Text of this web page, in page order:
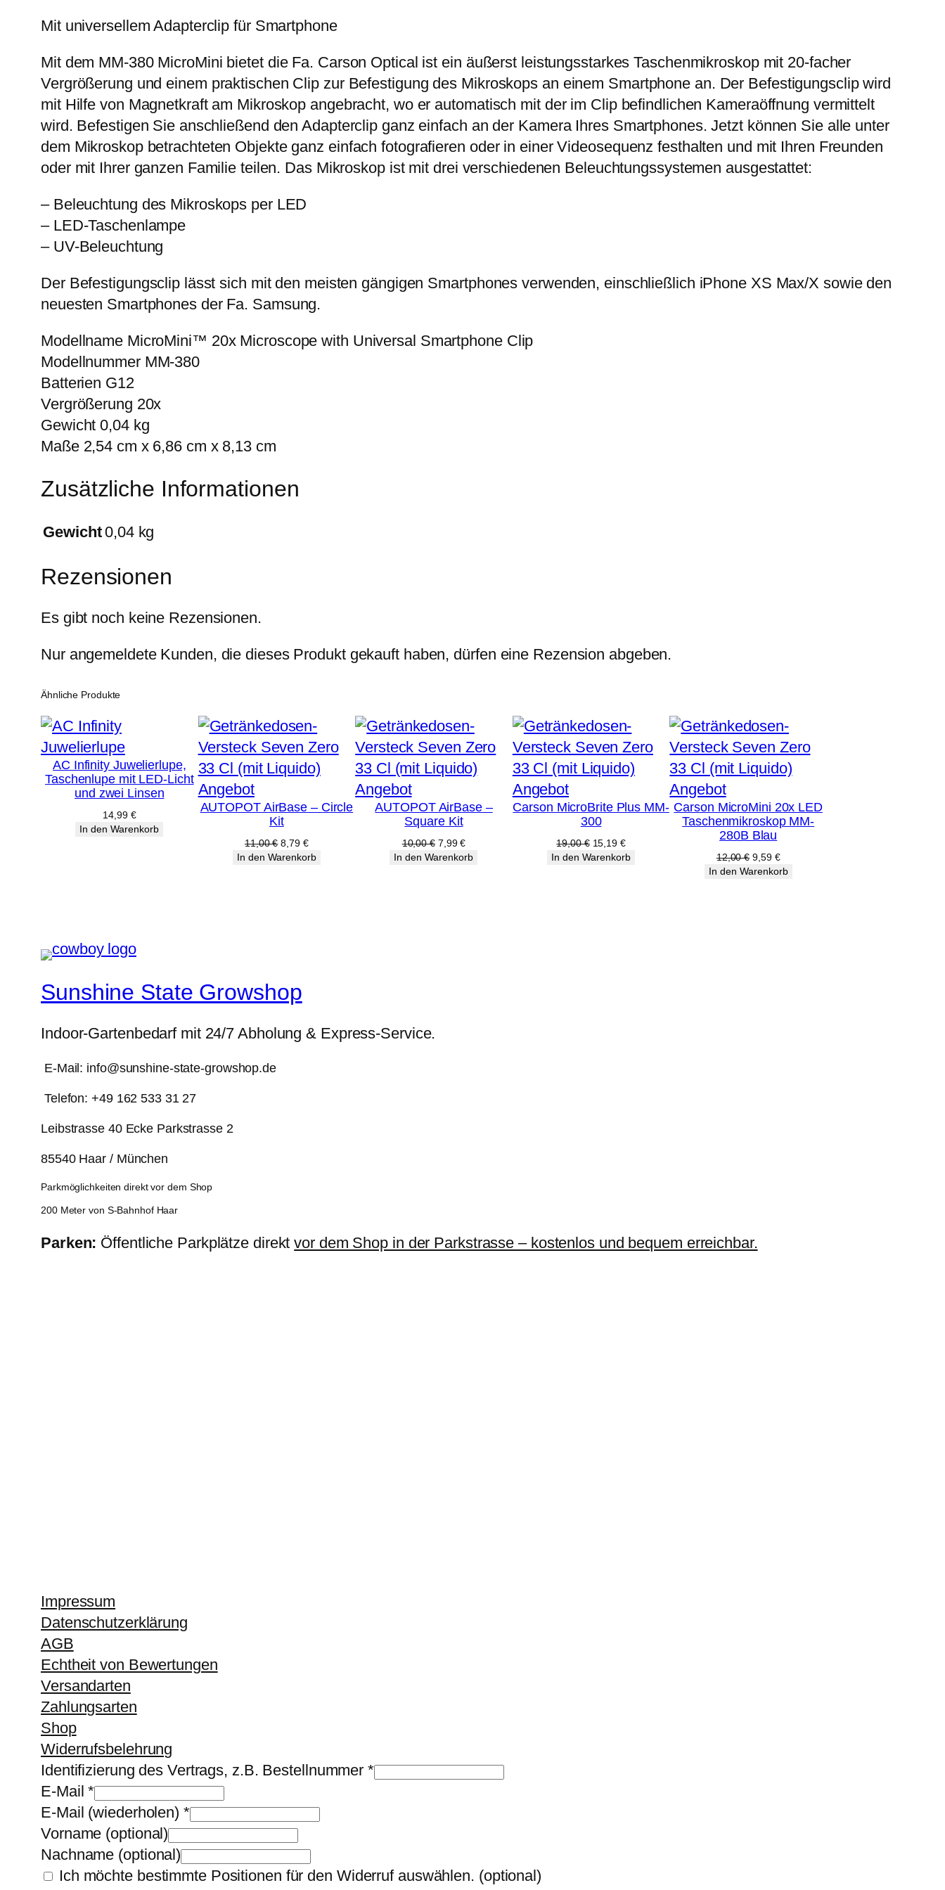
:
1
9
,
0
0
9
€
.
o
p
2
0
x
M
M
Mit universellem Adapterclip für Smartphone
Mit dem MM-380 MicroMini bietet die Fa. Carson Optical ist ein äußerst leistungsstarkes Taschenmikroskop mit 20-facher
Vergrößerung und einem praktischen Clip zur Befestigung des Mikroskops an einem Smartphone an. Der Befestigungsclip wird
mit Hilfe von Magnetkraft am Mikroskop angebracht, wo er automatisch mit der im Clip befindlichen Kameraöffnung vermittelt
wird. Befestigen Sie anschließend den Adapterclip ganz einfach an der Kamera Ihres Smartphones. Jetzt können Sie alle unter
dem Mikroskop betrachteten Objekte ganz einfach fotografieren oder in einer Videosequenz festhalten und mit Ihren Freunden
oder mit Ihrer ganzen Familie teilen. Das Mikroskop ist mit drei verschiedenen Beleuchtungssystemen ausgestattet:
– Beleuchtung des Mikroskops per LED
– LED-Taschenlampe
– UV-Beleuchtung
Der Befestigungsclip lässt sich mit den meisten gängigen Smartphones verwenden, einschließlich iPhone XS Max/X sowie den
neuesten Smartphones der Fa. Samsung.
Modellname MicroMini™ 20x Microscope with Universal Smartphone Clip
Modellnummer MM-380
Batterien G12
Vergrößerung 20x
Gewicht 0,04 kg
Maße 2,54 cm x 6,86 cm x 8,13 cm
Zusätzliche Informationen
Gewicht0,04 kg
Rezensionen
Es gibt noch keine Rezensionen.
Nur angemeldete Kunden, die dieses Produkt gekauft haben, dürfen eine Rezension abgeben.
Ähnliche Produkte
AC Infinity Juwelierlupe,
Taschenlupe mit LED-Licht
und zwei Linsen
14,99 €
In den Warenkorb
AngebotProdukt
im
Angebot
AUTOPOT AirBase – Circle
Kit
11,00€ Ursprünglicher
Preis
8,79 €Aktueller
Preis
In den Warenkorb
AngebotProdukt
im
Angebot
AUTOPOT AirBase –
Square Kit
10,00€ Ursprünglicher
Preis
7,99€Aktueller
Preis
In den Warenkorb
AngebotProdukt
im
Angebot
Carson MicroBrite Plus MM-
300
19,00€ Ursprünglicher
Preis
15,19 €Aktueller
Preis
In den Warenkorb
AngebotProdukt
im
Angebot
Carson MicroMini 20x LED
Taschenmikroskop MM-
280B Blau
12,00€ Ursprünglicher
Preis
9,59 €Aktueller
Preis
In den Warenkorb
Sunshine State Growshop
Indoor-Gartenbedarf mit 24/7 Abholung & Express-Service.
E-Mail: info@sunshine-state-growshop.de
Telefon: +49 162 533 31 27
Leibstrasse 40 Ecke Parkstrasse 2
85540 Haar / München
Parkmöglichkeiten direkt vor dem Shop
200 Meter von S-Bahnhof Haar
Parken: Öffentliche Parkplätze direktvor dem Shop in der Parkstrasse – kostenlos und bequem erreichbar.
Impressum
Datenschutzerklärung
AGB
Echtheit von Bewertungen
Versandarten
Zahlungsarten
Shop
Widerrufsbelehrung
Identifizierung des Vertrags, z.B. Bestellnummer*
E-Mail*
E-Mail (wiederholen) *
Vorname (optional)
Nachname (optional)
Ich möchte bestimmte Positionen für den Widerruf auswählen. (optional)